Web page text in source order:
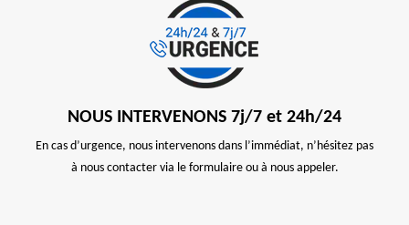
NOUS INTERVENONS 7j/7 et 24h/24
En cas d’urgence, nous intervenons dans l’immédiat, n’hésitez pas
à nous contacter via le formulaire ou à nous appeler.